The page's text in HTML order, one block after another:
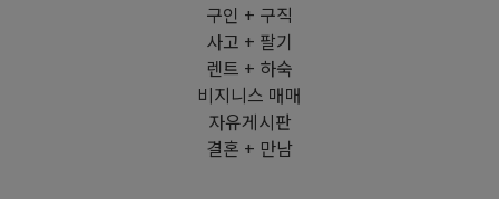
구인 + 구직
사고 + 팔기
렌트 + 하숙
비지니스 매매
자유게시판
결혼 + 만남